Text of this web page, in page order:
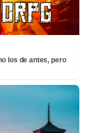
los de antes, pero